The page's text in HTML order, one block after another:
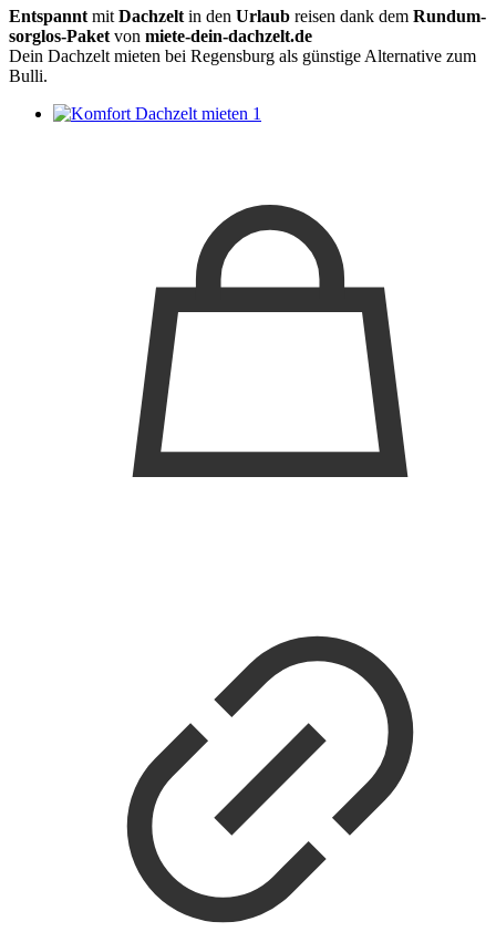
Entspannt mit Dachzelt in den Urlaub reisen dank dem Rundum-
sorglos-Paket von miete-dein-dachzelt.de
Dein Dachzelt mieten bei Regensburg als günstige Alternative zum
Bulli.